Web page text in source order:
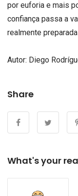
por euforia e mais
confiança passa a
realmente
Autor: Diego
Share
What's your